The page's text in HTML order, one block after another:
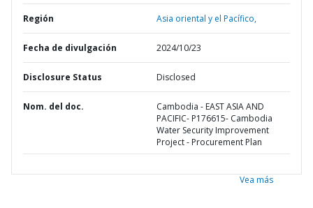
Región Asia oriental y el Pacífico,
Fecha de divulgación 2024/10/23
Disclosure Status Disclosed
Nom. del doc.
Cambodia - EAST ASIA AND
PACIFIC- P176615- Cambodia
Water Security Improvement
Project - Procurement Plan
Vea más